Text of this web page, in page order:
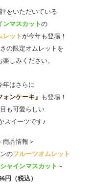
をいただいている
ンマスカットの
レットが今年も登場！
の限定オムレットを
楽しみください。
年はさらに
ォンケーキ』 も登場！
も可愛らしい
スイーツです♪
商品情報＞
のフルーツオムレット
シャインマスカット ～
円（税込）